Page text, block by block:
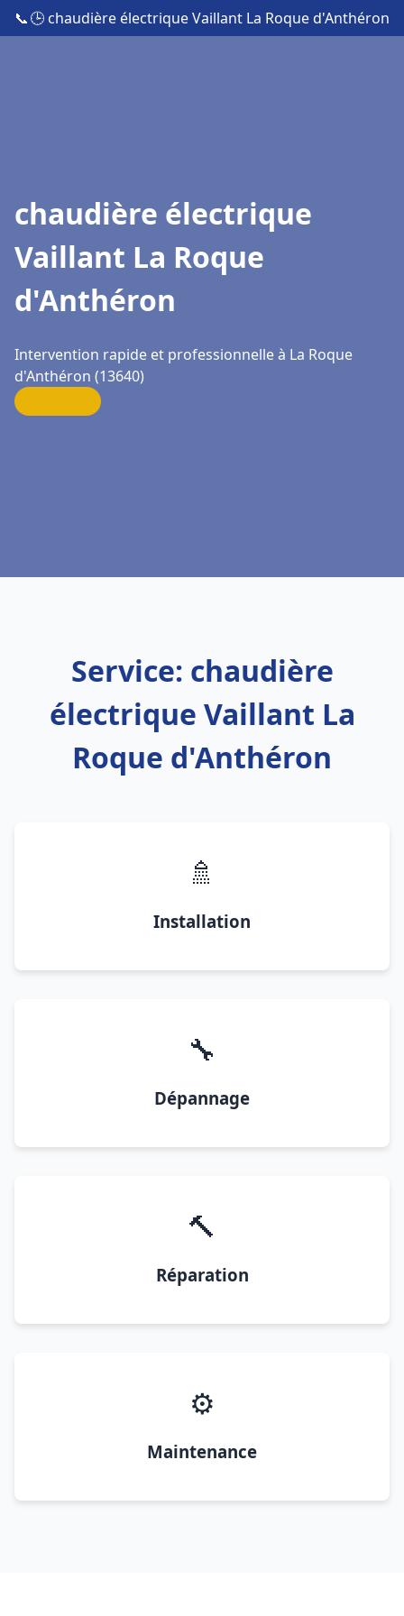
📞🕒 chaudière électrique Vaillant La Roque d'Anthéron
chaudière électrique
Vaillant La Roque
d'Anthéron
Intervention rapide et professionnelle à La Roque
d'Anthéron (13640)
Service: chaudière
électrique Vaillant La
Roque d'Anthéron
🚿
Installation
🔧
Dépannage
🔨
Réparation
⚙️
Maintenance